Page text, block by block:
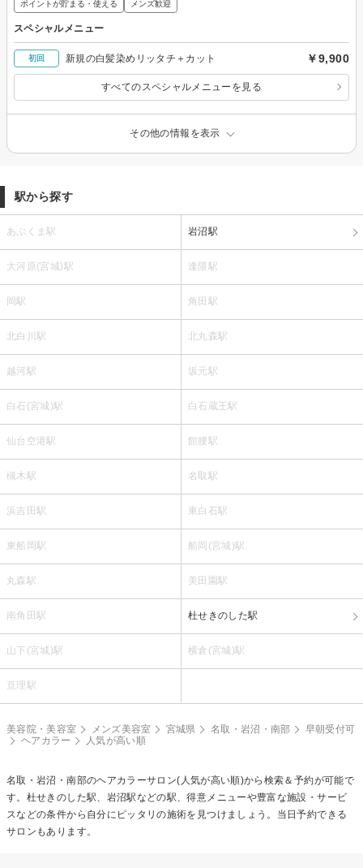
ポイントが貯まる・使える メンズ歓迎
スペシャルメニュー
初回 新規の白髪染めリッタチ＋カット ￥9,900
すべてのスペシャルメニューを見る
その他の情報を表示
駅から探す
あぶくま駅 岩沼駅
大河原(宮城)駅 逢隈駅
岡駅 角田駅
北白川駅 北丸森駅
越河駅 坂元駅
白石(宮城)駅 白石蔵王駅
仙台空港駅 館腰駅
槻木駅 名取駅
浜吉田駅 東白石駅
東船岡駅 船岡(宮城)駅
丸森駅 美田園駅
南角田駅 杜せきのした駅
山下(宮城)駅 横倉(宮城)駅
亘理駅
美容院・美容室 メンズ美容室 宮城県 名取・岩沼・南部
早朝受付可
ヘアカラー
人気が高い順
名取・岩沼・南部のヘアカラーサロン(人気が高い順)から検索＆予約が可能で
す。杜せきのした駅、岩沼駅などの駅、得意メニューや豊富な施設・サービ
スなどの条件から自分にピッタリの施術を見つけましょう。当日予約できる
サロンもあります。